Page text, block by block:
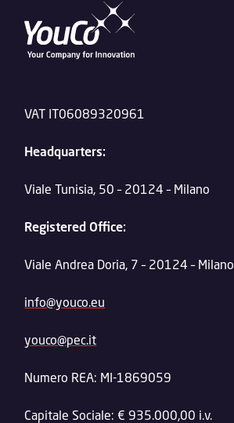
VAT IT06089320961
Headquarters:
Viale Tunisia, 50 – 20124 – Milano
Registered Office:
Viale Andrea Doria, 7 – 20124 – Milano
info@youco.eu
youco@pec.it
Numero REA: MI-1869059
Capitale Sociale: € 935.000,00 i.v.